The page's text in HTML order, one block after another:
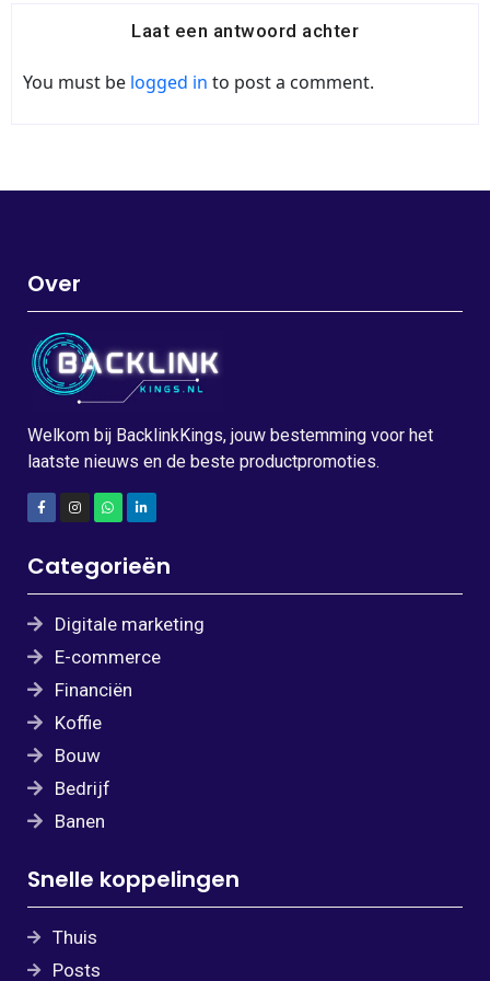
Laat een antwoord achter
You must be logged in to post a comment.
Over
Welkom bij BacklinkKings, jouw bestemming voor het
laatste nieuws en de beste productpromoties.
Categorieën
Digitale marketing
E-commerce
Financiën
Koffie
Bouw
Bedrijf
Banen
Snelle koppelingen
Thuis
Posts